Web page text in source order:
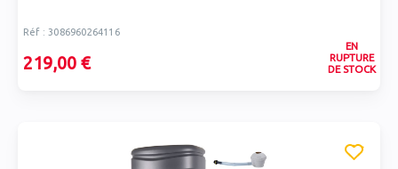
Réf : 3086960264116
219,00 €
EN
RUPTURE
DE STOCK